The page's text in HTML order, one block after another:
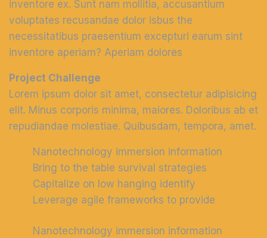
inventore ex. Sunt nam mollitia, accusantium
voluptates recusandae dolor isbus the
necessitatibus praesentium excepturi earum sint
inventore aperiam? Aperiam dolores
Project Challenge
Lorem ipsum dolor sit amet, consectetur adipisicing
elit. Minus corporis minima, maiores. Doloribus ab et
repudiandae molestiae. Quibusdam, tempora, amet.
Nanotechnology immersion information
Bring to the table survival strategies
Capitalize on low hanging identify
Leverage agile frameworks to provide
Nanotechnology immersion information